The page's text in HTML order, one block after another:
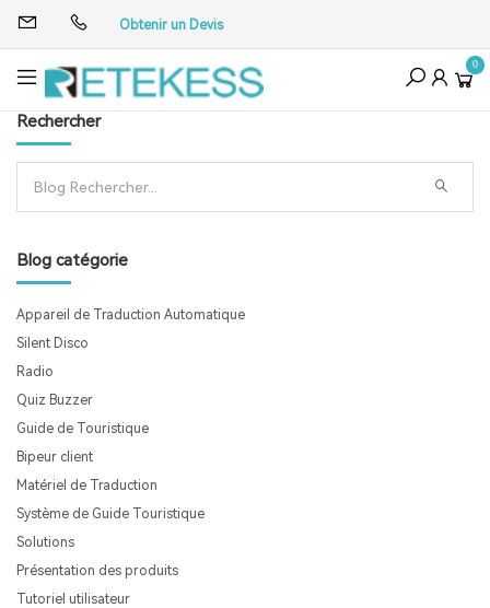
Obtenir un Devis
0
Rechercher
Blog catégorie
Appareil de Traduction Automatique
Silent Disco
Radio
Quiz Buzzer
Guide de Touristique
Bipeur client
Matériel de Traduction
Système de Guide Touristique
Solutions
Présentation des produits
Tutoriel utilisateur